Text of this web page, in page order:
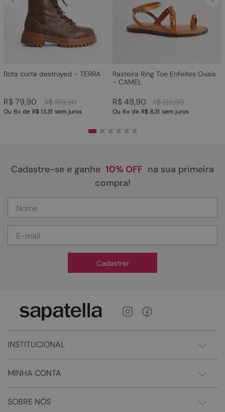
Bota curta destroyed - TERRA
R$ 199,90
R$79,90
Ou 6x de R$ 13,31 sem juros
Rasteira Ring Toe Enfeites Ovais
- CAMEL
R$ 129,90
R$49,90
Ou 6x de R$ 8,31 sem juros
Cadastre-se e ganhe 10% OFF na sua primeira
compra!
Cadastrar
INSTITUCIONAL
MINHA CONTA
SOBRE NÓS